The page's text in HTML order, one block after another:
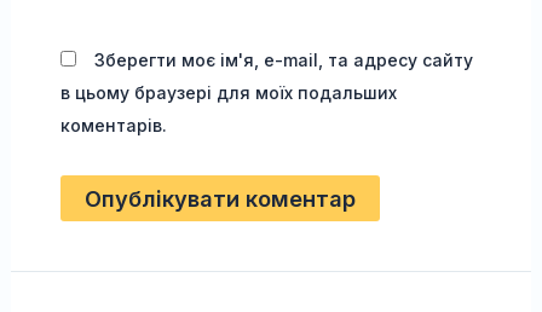
Зберегти моє ім'я, e-mail, та адресу сайту
в цьому браузері для моїх подальших
коментарів.